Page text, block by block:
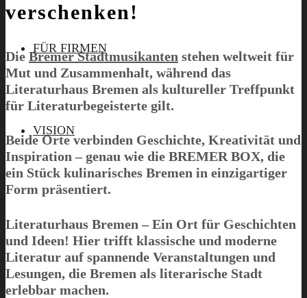
FÜR FIRMEN
VISION
verschenken!
Die Bremer Stadtmusikanten stehen weltweit für
Mut und Zusammenhalt, während das
Literaturhaus Bremen als kultureller Treffpunkt
für Literaturbegeisterte gilt.
Beide Orte verbinden Geschichte, Kreativität und
Inspiration – genau wie die BREMER BOX, die
ein Stück kulinarisches Bremen in einzigartiger
Form präsentiert.
Literaturhaus Bremen – Ein Ort für Geschichten
und Ideen! Hier trifft klassische und moderne
Literatur auf spannende Veranstaltungen und
Lesungen, die Bremen als literarische Stadt
erlebbar machen.